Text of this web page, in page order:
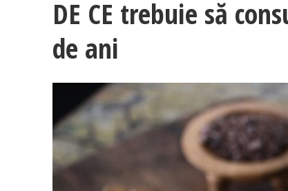
DE CE trebuie să
de ani